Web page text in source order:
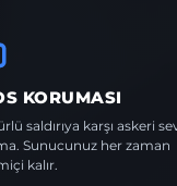
KORUMASI
saldırıya karşı askeri
Sunucunuz her zaman
kalır.